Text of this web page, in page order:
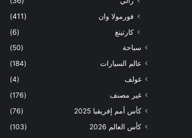
فورمولا وان
(411)
كارتينغ
(6)
سباحة
(50)
عالم السيارات
(184)
غولف
(4)
غير مصنف
(176)
كأس أمم إفريقيا 2025
(76)
كأس العالم 2026
(103)